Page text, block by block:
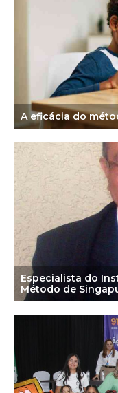
A eficácia do
Especialista do
Método de